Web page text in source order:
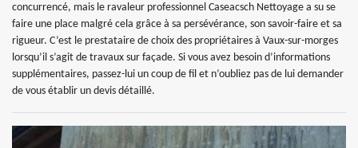
concurrencé, mais le ravaleur professionnel Caseacsch Nettoyage a su se
faire une place malgré cela grâce à sa persévérance, son savoir-faire et sa
rigueur. C’est le prestataire de choix des propriétaires à Vaux-sur-morges
lorsqu’il s’agit de travaux sur façade. Si vous avez besoin d’informations
supplémentaires, passez-lui un coup de fil et n’oubliez pas de lui demander
de vous établir un devis détaillé.